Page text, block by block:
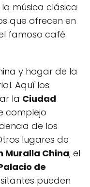
música clásica
que ofrecen en
famoso café
y hogar de la
Aquí los
la Ciudad
complejo
de los
lugares de
Muralla China, el
de
pueden